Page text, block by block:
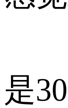
香
是